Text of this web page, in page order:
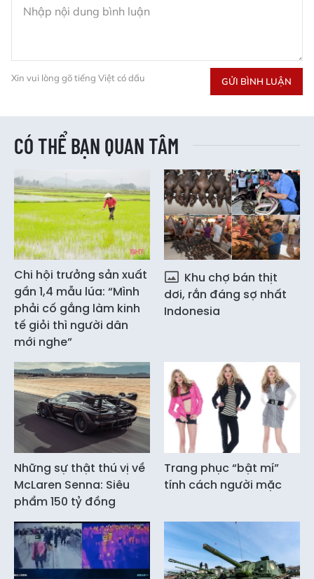
Xin vui lòng gõ tiếng Việt có dấu GỬI BÌNH LUẬN
CÓ THỂ BẠN QUAN TÂM
Chi hội trưởng sản xuất
gần 1,4 mẫu lúa: “Mình
phải cố gắng làm kinh
tế giỏi thì người dân
mới nghe”
Khu chợ bán thịt
dơi, rắn đáng sợ nhất
Indonesia
Những sự thật thú vị về
McLaren Senna: Siêu
phẩm 150 tỷ đồng
Trang phục “bật mí”
tính cách người mặc